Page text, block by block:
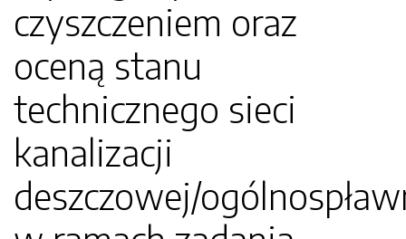
czyszczeniem oraz
oceną stanu
technicznego sieci
kanalizacji
deszczowej/